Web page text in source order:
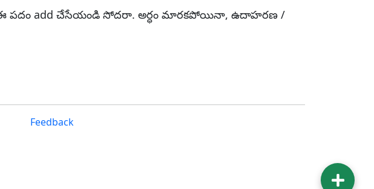
ఈ పదం add చేసేయండి సోదరా. అర్ధం మారకపోయినా, ఉదాహరణ /
Feedback